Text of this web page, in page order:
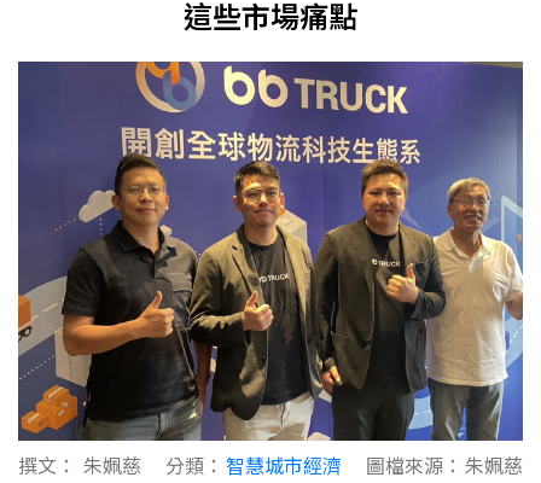
這些市場痛點
撰文： 朱姵慈 分類： 智慧城市經濟 圖檔來源： 朱姵慈